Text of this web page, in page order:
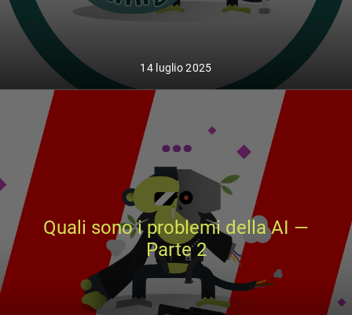
14 luglio 2025
Quali sono i problemi della AI —
Parte 2